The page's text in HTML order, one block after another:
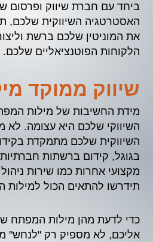
ביחד עם חברת שיווק ופרסום
האסטרטגיה השיווקית שלכם,
את המוניטין שלכם ברשת
הלקוחות הפוטנציאליים שלכם.
שיווק ממוקד
מידת החשיבות של מילות
השיווקי שלכם היא עצומה.
השיווקית שלכם מתמקדת
בגוגל, קידום ברשתות
מקצועי אחרות כמו שירות
תידרשו להתאים הכול למילות
כדי לדעת מהן מילות המפתח
אליכם, לא מספיק רק "לנחש"